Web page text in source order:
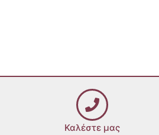
Καλέστε μας